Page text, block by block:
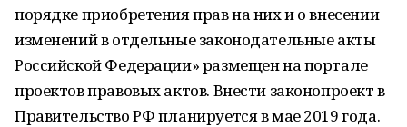
порядке приобретения прав на них и о внесении
изменений в отдельные законодательные акты
Российской Федерации» размещен на портале
проектов правовых актов. Внести законопроект в
Правительство РФ планируется в мае 2019 года.